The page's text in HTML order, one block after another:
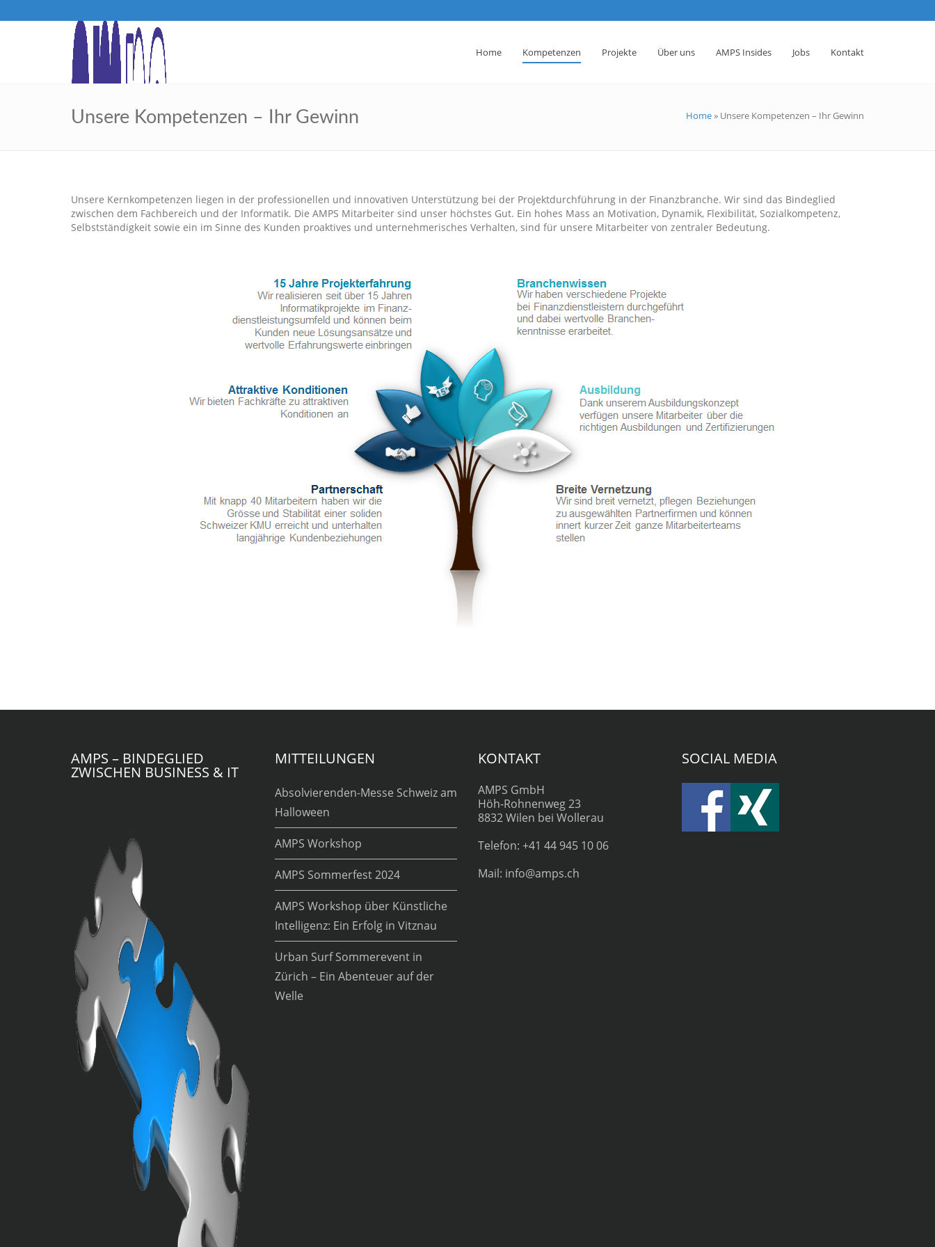
Home Kompetenzen Projekte Über uns AMPS Insides Jobs Kontakt
Unsere Kompetenzen – Ihr Gewinn Home» Unsere Kompetenzen – Ihr Gewinn
Unsere Kernkompetenzen liegen in der professionellen und innovativen Unterstützung bei der Projektdurchführung in der Finanzbranche. Wir sind das Bindeglied
zwischen dem Fachbereich und der Informatik. Die AMPS Mitarbeiter sind unser höchstes Gut. Ein hohes Mass an Motivation, Dynamik, Flexibilität, Sozialkompetenz,
Selbstständigkeit sowie ein im Sinne des Kunden proaktives und unternehmerisches Verhalten, sind für unsere Mitarbeiter von zentraler Bedeutung.
AMPS – BINDEGLIED
ZWISCHEN BUSINESS & IT
MITTEILUNGEN
Absolvierenden-Messe Schweiz am
Halloween
AMPS Workshop
AMPS Sommerfest 2024
AMPS Workshop über Künstliche
Intelligenz: Ein Erfolg in Vitznau
Urban Surf Sommerevent in
Zürich – Ein Abenteuer auf der
Welle
KONTAKT
AMPS GmbH
Höh-Rohnenweg 23
8832 Wilen bei Wollerau
Telefon: +41 44 945 10 06
Mail: info@amps.ch
SOCIAL MEDIA